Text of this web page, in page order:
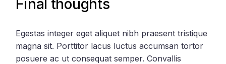
Final thoughts
Egestas integer eget aliquet nibh praesent tristique
magna sit. Porttitor lacus luctus accumsan tortor
posuere ac ut consequat semper. Convallis